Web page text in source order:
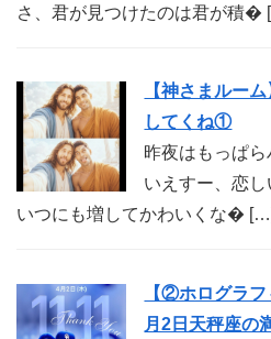
さ、君が見つけたのは君が積�
【神さまルー
してくね①
昨夜はもっぱ
いえすー、恋
いつにも増してかわいくな�
【②ホログラ
月2日天秤座の